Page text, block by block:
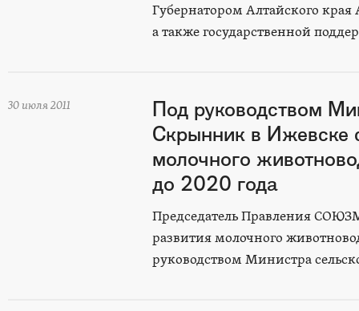
Губернатором Алтайского
а также государственной
30 июля 2011
Под руководством
Скрынник в Ижевске
молочного
до 2020 года
Председатель Правления
развития молочного
руководством Министра